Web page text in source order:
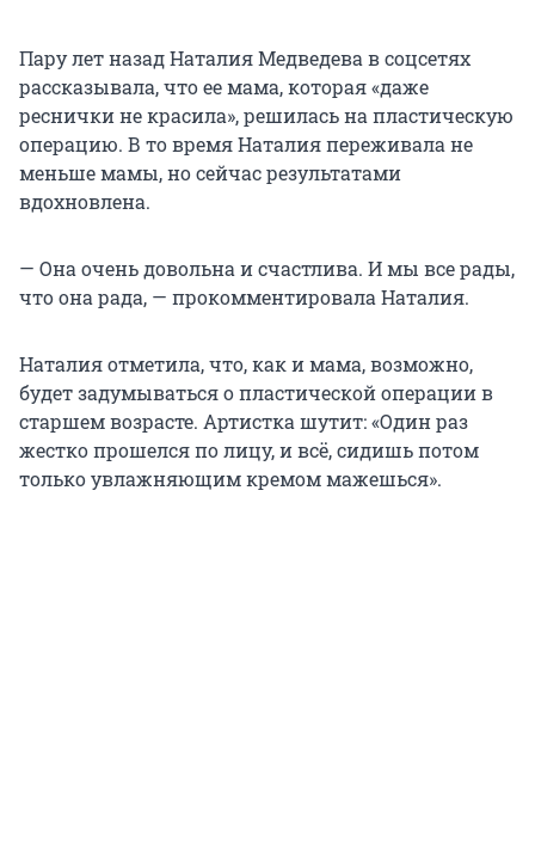
Пару лет назад Наталия Медведева в соцсетях
рассказывала, что ее мама, которая «даже
реснички не красила», решилась на пластическую
операцию. В то время Наталия переживала не
меньше мамы, но сейчас результатами
вдохновлена.
— Она очень довольна и счастлива. И мы все рады,
что она рада, — прокомментировала Наталия.
Наталия отметила, что, как и мама, возможно,
будет задумываться о пластической операции в
старшем возрасте. Артистка шутит: «Один раз
жестко прошелся по лицу, и всё, сидишь потом
только увлажняющим кремом мажешься».